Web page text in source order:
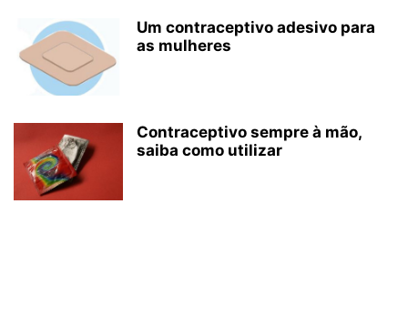
Um contraceptivo adesivo para
as mulheres
Contraceptivo sempre à mão,
saiba como utilizar